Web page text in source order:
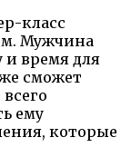
класс
Мужчина
и время для
сможет
ему
которые